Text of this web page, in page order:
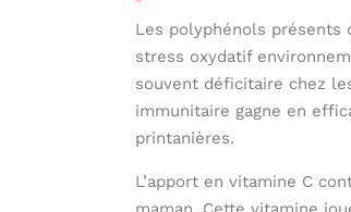
Les polyphénols
stress oxydatif
souvent déficitaire chez
immunitaire gagne en
printanières.
L’apport en vitamine C